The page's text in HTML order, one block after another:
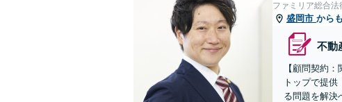
ファミリア総合法
盛岡市 から
不動
【顧問契約
トップで提
る問題を解決